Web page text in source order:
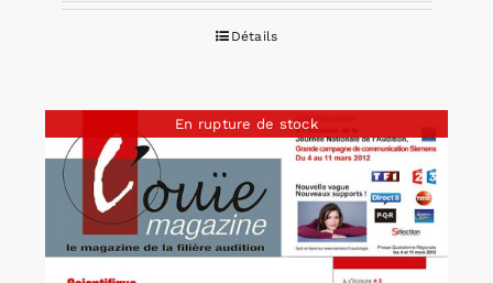
Détails
En rupture de stock